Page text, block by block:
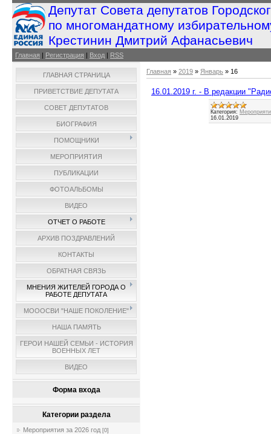
Депутат Совета депутатов
по многомандатному
Крестинин Дмитрий Афанасьевич
Главная | Регистрация | Вход | RSS
ГЛАВНАЯ СТРАНИЦА
ПРИВЕТСТВИЕ ДЕПУТАТА
СОВЕТ ДЕПУТАТОВ
БИОГРАФИЯ
ПОМОЩНИКИ
МЕРОПРИЯТИЯ
ПУБЛИКАЦИИ
ФОТОАЛЬБОМЫ
ВИДЕО
ОТЧЕТ О РАБОТЕ
АРХИВ ПОЗДРАВЛЕНИЙ
КОНТАКТЫ
ОБРАТНАЯ СВЯЗЬ
МНЕНИЯ ЖИТЕЛЕЙ ГОРОДА О
РАБОТЕ ДЕПУТАТА
МОООСВИ "НАШЕ ПОКОЛЕНИЕ"
НАША ПАМЯТЬ
ГЕРОИ НАШЕЙ СЕМЬИ - ИСТОРИЯ
ВОЕННЫХ ЛЕТ
ВИДЕО
Форма входа
Категории раздела
Мероприятия за 2026 год [0]
Главная » 2019 » Январь » 16
16.01.2019 г. - В редакции
Категория:
16.01.2019